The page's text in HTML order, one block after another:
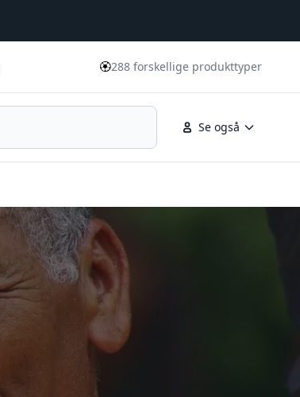
🏵️288 forskellige produkttyper
Se også